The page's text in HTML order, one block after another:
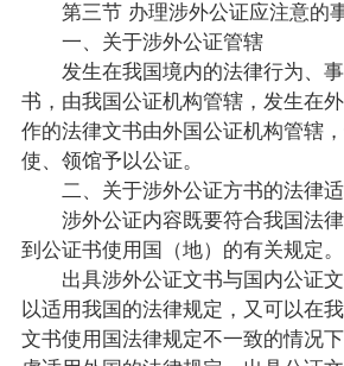
第三节 办理涉外公证应注意的
一、关于涉外公证管辖
发生在我国境内的法律行为、事
书，由我国公证机构管辖，发生在
作的法律文书由外国公证机构管辖
使、领馆予以公证。
二、关于涉外公证方书的法律
涉外公证内容既要符合我国法律
到公证书使用国（地）的有关规定。
出具涉外公证文书与国内公证文
以适用我国的法律规定，又可以在
文书使用国法律规定不一致的情况